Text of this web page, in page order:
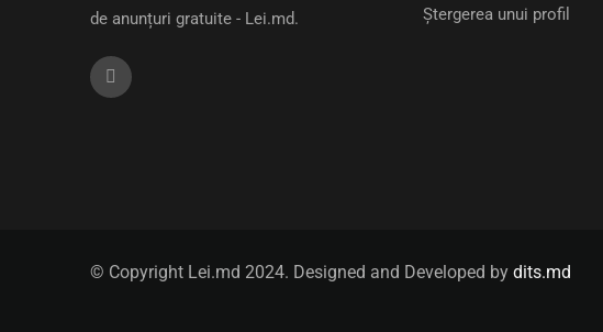
de anunțuri gratuite - Lei.md.
Ștergerea unui profil
© Copyright Lei.md 2024. Designed and Developed by dits.md